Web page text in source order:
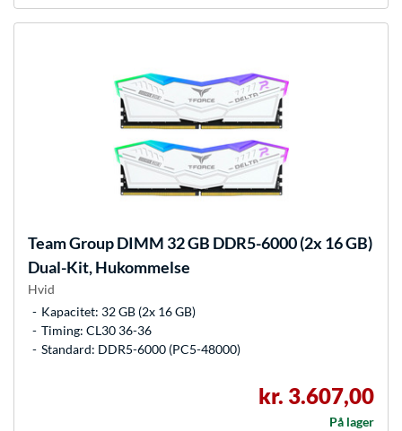
Team GroupDIMM 32 GB DDR5-6000 (2x 16 GB)
Dual-Kit, Hukommelse
Hvid
Kapacitet: 32 GB (2x 16 GB)
Timing: CL30 36-36
Standard: DDR5-6000 (PC5-48000)
kr. 3.607,00
På lager